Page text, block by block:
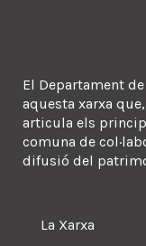
El Departament
aquesta xarxa
articula els
comuna de
difusió del
La Xarxa